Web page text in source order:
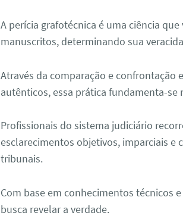
A perícia grafotécnica é uma ciência
manuscritos, determinando sua
Através da comparação e confrontação
autênticos, essa prática fundamenta-se
Profissionais do sistema judiciário
esclarecimentos objetivos, imparciais e
tribunais.
Com base em conhecimentos técnicos
busca revelar a verdade.